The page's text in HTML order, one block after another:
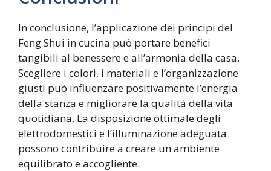
In conclusione, l’applicazione dei principi del
Feng Shui in cucina può portare benefici
tangibili al benessere e all’armonia della casa.
Scegliere i colori, i materiali e l’organizzazione
giusti può influenzare positivamente l’energia
della stanza e migliorare la qualità della vita
quotidiana. La disposizione ottimale degli
elettrodomestici e l’illuminazione adeguata
possono contribuire a creare un ambiente
equilibrato e accogliente.